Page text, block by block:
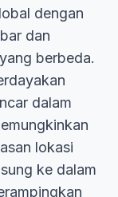
dengan
dan
berbeda.
dalam
lokasi
ke dalam